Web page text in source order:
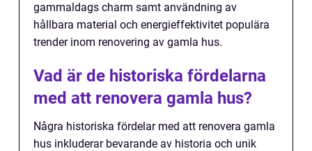
gammaldags charm samt användning av
hållbara material och energieffektivitet populära
trender inom renovering av gamla hus.
Vad är de historiska fördelarna
med att renovera gamla hus?
Några historiska fördelar med att renovera gamla
hus inkluderar bevarande av historia och unik